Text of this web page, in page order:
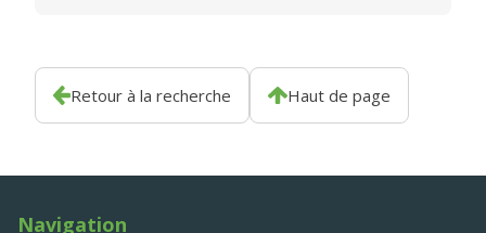
Retour à la recherche Haut de page
Navigation